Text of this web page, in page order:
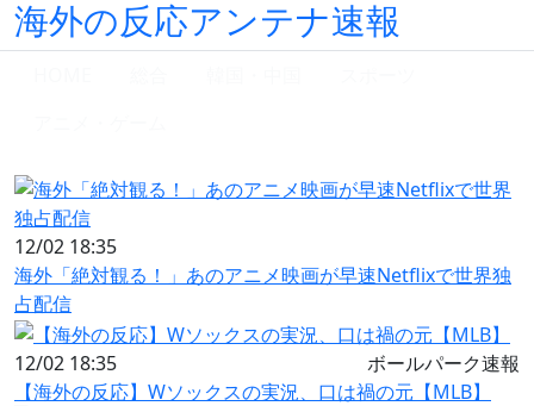
海外の反応アンテナ速報
12/02 18:35
海外「絶対観る！」あのアニメ映画が早速Netflixで世界独
占配信
12/02 18:35
ボールパーク速報
【海外の反応】Wソックスの実況、口は禍の元【MLB】